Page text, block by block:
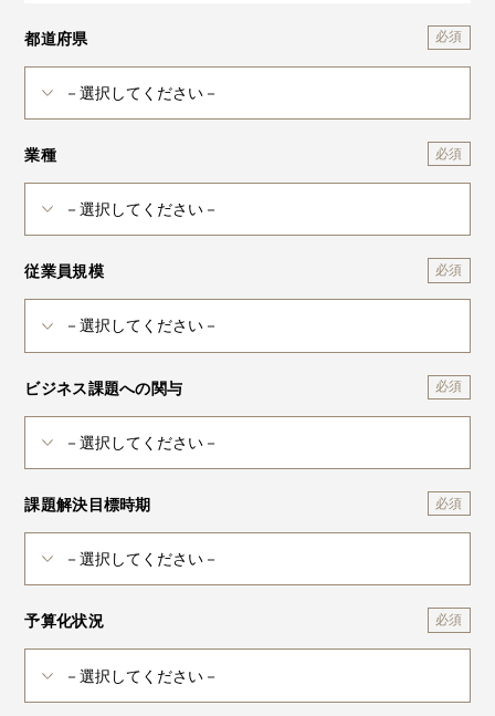
都道府県
業種
従業員規模
ビジネス課題への関与
課題解決目標時期
予算化状況